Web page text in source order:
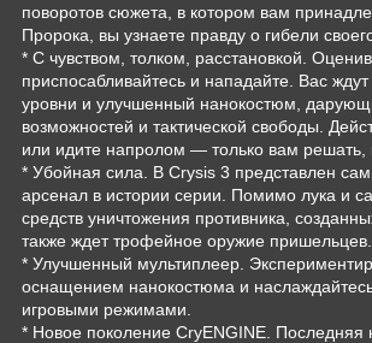
поворотов сюжета, в котором вам
Пророка, вы узнаете правду о гибели
* С чувством, толком, расстановкой.
приспосабливайтесь и нападайте. Вас
уровни и улучшенный нанокостюм,
возможностей и тактической свободы.
или идите напролом — только вам решать,
* Убойная сила. В Crysis 3 представлен
арсенал в истории серии. Помимо лука и
средств уничтожения противника,
также ждет трофейное оружие пришельцев.
* Улучшенный мультиплеер.
оснащением нанокостюма и
игровыми режимами.
* Новое поколение CryENGINE. Последняя